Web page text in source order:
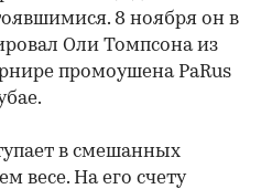
8 ноября он в
Оли Томпсона из
промоушена PaRus
в смешанных
весе. На его счету